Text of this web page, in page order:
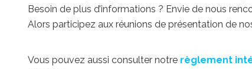
Besoin de plus d’informations ? Envie de nous
Alors participez aux réunions de présentation de
Vous pouvez aussi consulter notre règlement